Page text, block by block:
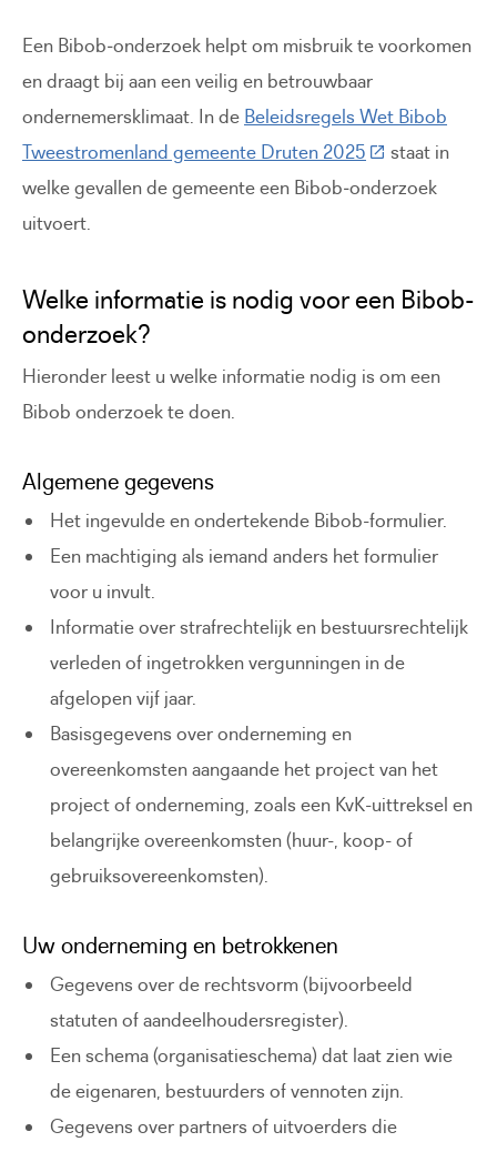
Een Bibob‑onderzoek helpt om misbruik te voorkomen
en draagt bij aan een veilig en betrouwbaar
ondernemersklimaat. In de Beleidsregels Wet Bibob
Tweestromenland gemeente Druten 2025 (Deze link gaat
staat in
welke gevallen de gemeente een Bibob‑onderzoek
uitvoert.
Welke informatie is nodig voor een Bibob-
onderzoek?
Hieronder leest u welke informatie nodig is om een
Bibob onderzoek te doen.
Algemene gegevens
Het ingevulde en ondertekende Bibob-formulier.
Een machtiging als iemand anders het formulier
voor u invult.
Informatie over strafrechtelijk en bestuursrechtelijk
verleden of ingetrokken vergunningen in de
afgelopen vijf jaar.
Basisgegevens over onderneming en
overeenkomsten aangaande het project van het
project of onderneming, zoals een KvK-uittreksel en
belangrijke overeenkomsten (huur-, koop- of
gebruiksovereenkomsten).
Uw onderneming en betrokkenen
Gegevens over de rechtsvorm (bijvoorbeeld
statuten of aandeelhoudersregister).
Een schema (organisatieschema) dat laat zien wie
de eigenaren, bestuurders of vennoten zijn.
Gegevens over partners of uitvoerders die